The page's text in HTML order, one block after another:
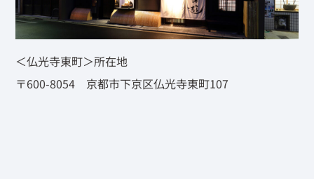
＜仏光寺東町＞所在地
〒600-8054 京都市下京区仏光寺東町107